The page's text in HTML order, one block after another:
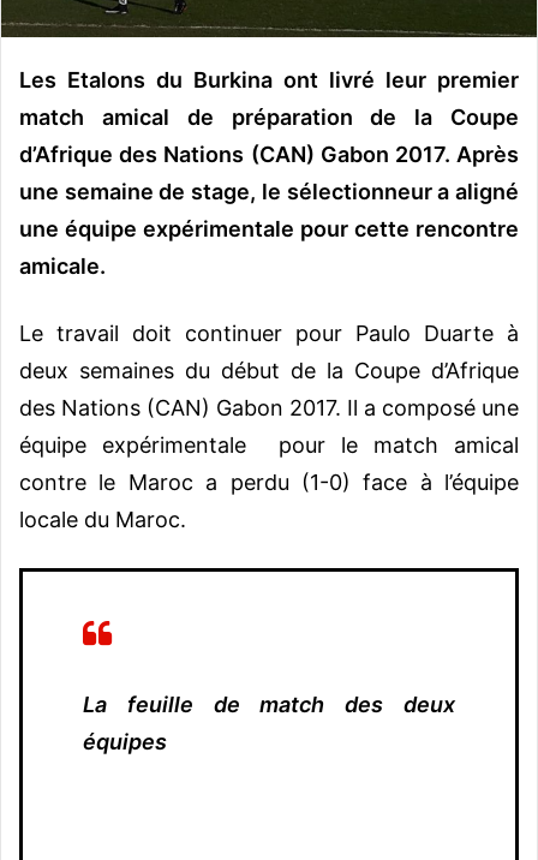
u
r
e
l
Les Etalons du Burkina ont livré leur premier
match amical de préparation de la Coupe
d’Afrique des Nations (CAN) Gabon 2017. Après
une semaine de stage, le sélectionneur a aligné
une équipe expérimentale pour cette rencontre
amicale.
Le travail doit continuer pour Paulo Duarte à
deux semaines du début de la Coupe d’Afrique
des Nations (CAN) Gabon 2017. Il a composé une
équipe expérimentale pour le match amical
contre le Maroc a perdu (1-0) face à l’équipe
locale du Maroc.
La feuille de match des deux
équipes